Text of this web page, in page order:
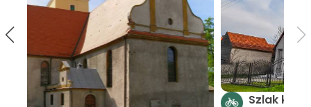
Szlak kościołów i kaplic LGD Gromnik -